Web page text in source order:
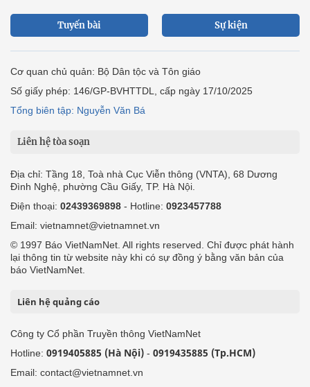
Tuyến bài Sự kiện
Cơ quan chủ quản: Bộ Dân tộc và Tôn giáo
Số giấy phép: 146/GP-BVHTTDL, cấp ngày 17/10/2025
Tổng biên tập: Nguyễn Văn Bá
Liên hệ tòa soạn
Địa chỉ: Tầng 18, Toà nhà Cục Viễn thông (VNTA), 68 Dương
Đình Nghệ, phường Cầu Giấy, TP. Hà Nội.
Điện thoại: 02439369898 - Hotline: 0923457788
Email: vietnamnet@vietnamnet.vn
© 1997 Báo VietNamNet. All rights reserved. Chỉ được phát hành
lại thông tin từ website này khi có sự đồng ý bằng văn bản của
báo VietNamNet.
Liên hệ quảng cáo
Công ty Cổ phần Truyền thông VietNamNet
Hotline: 0919405885 (Hà Nội) - 0919435885 (Tp.HCM)
Email: contact@vietnamnet.vn